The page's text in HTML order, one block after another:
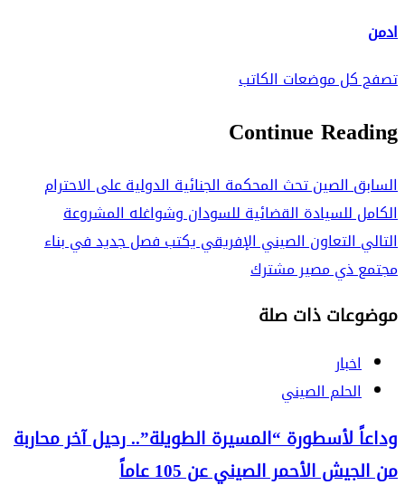
ادمن
تصفح كل موضعات الكاتب
Continue Reading
السابقالصين تحث المحكمة الجنائية الدولية على الاحترام
الكامل للسيادة القضائية للسودان وشواغله المشروعة
التاليالتعاون الصيني الإفريقي يكتب فصل جديد في بناء
مجتمع ذي مصير مشترك
موضوعات ذات صلة
اخبار
الحلم الصيني
وداعاً لأسطورة “المسيرة الطويلة”.. رحيل آخر محاربة
من الجيش الأحمر الصيني عن 105 عاماً